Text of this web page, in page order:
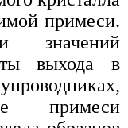
примеси.
значений
выхода в
примеси